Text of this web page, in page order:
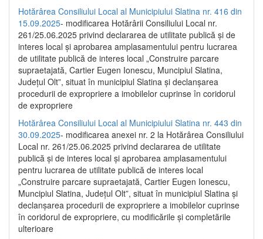
Hotărârea Consiliului Local al Municipiului Slatina nr. 416 din
15.09.2025- modificarea Hotărârii Consiliului Local nr.
261/25.06.2025 privind declararea de utilitate publică și de
interes local și aprobarea amplasamentului pentru lucrarea
de utilitate publică de interes local „Construire parcare
supraetajată, Cartier Eugen Ionescu, Muncipiul Slatina,
Județul Olt”, situat în municipiul Slatina și declanșarea
procedurii de expropriere a imobilelor cuprinse în coridorul
de expropriere
Hotărârea Consiliului Local al Municipiului Slatina nr. 443 din
30.09.2025- modificarea anexei nr. 2 la Hotărârea Consiliului
Local nr. 261/25.06.2025 privind declararea de utilitate
publică şi de interes local şi aprobarea amplasamentului
pentru lucrarea de utilitate publică de interes local
„Construire parcare supraetajată, Cartier Eugen Ionescu,
Muncipiul Slatina, Judeţul Olt”, situat în municipiul Slatina şi
declanşarea procedurii de expropriere a imobilelor cuprinse
în coridorul de expropriere, cu modificările şi completările
ulterioare